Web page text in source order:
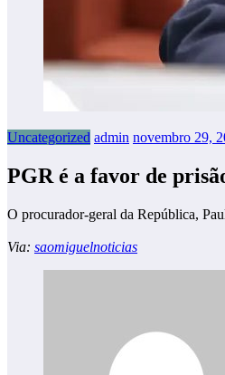
Uncategorized admin novembro 29,
PGR é a favor de
O procurador-geral da República,
Via: saomiguelnoticias